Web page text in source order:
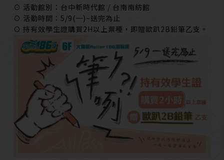
⊙ 活動館別：台中新時代館 / 台南南紡館
⊙ 活動時間：5/9(一)~送完為止
⊙ 持有效學生證購買2H以上票種，即贈歐趴2B鉛筆乙支。